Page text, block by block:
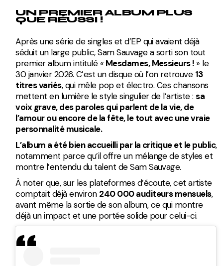
UN PREMIER ALBUM PLUS
QUE RÉUSSI !
Après une série de singles et d’EP qui avaient déjà
séduit un large public, Sam Sauvage a sorti son tout
premier album intitulé « Mesdames, Messieurs ! » le
30 janvier 2026. C’est un disque où l’on retrouve 13
titres variés, qui mêle pop et électro. Ces chansons
mettent en lumière le style singulier de l’artiste :sa
voix grave, des paroles qui parlent de la vie, de
l’amour ou encore de la fête, le tout avec une vraie
personnalité musicale.
L’album a été bien accueilli par la critique et le public,
notamment parce qu’il offre un mélange de styles et
montre l’entendu du talent de Sam Sauvage.
À noter que, sur les plateformes d’écoute, cet artiste
comptait déjà environ 240 000 auditeurs mensuels,
avant même la sortie de son album, ce qui montre
déjà un impact et une portée solide pour celui-ci.